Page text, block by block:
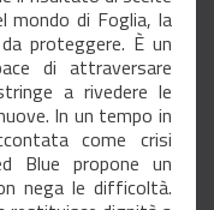
mondo di Foglia, la
proteggere. È un
di attraversare
a rivedere le
In un tempo in
come crisi
Blue propone un
nega le difficoltà.